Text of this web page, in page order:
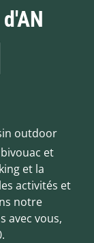
outdoor
et
et la
activités et
notre
avec vous,